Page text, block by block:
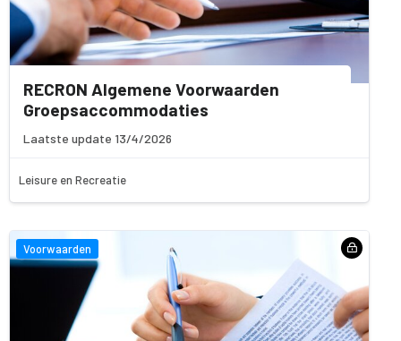
RECRON Algemene Voorwaarden
Groepsaccommodaties
Laatste update 13/4/2026
Leisure en Recreatie
Voorwaarden